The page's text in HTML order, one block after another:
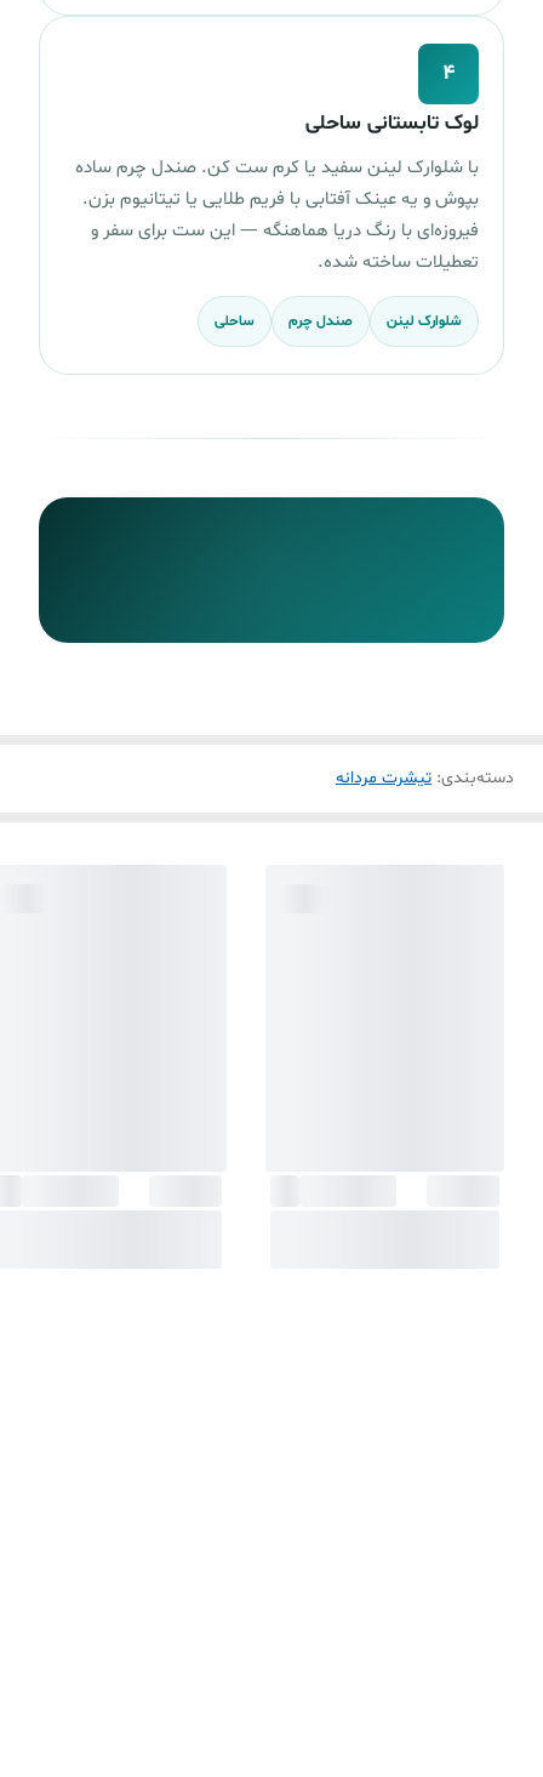
۴
لوک تابستانی ساحلی
با شلوارک لینن سفید یا کرم ست کن. صندل چرم ساده
بپوش و یه عینک آفتابی با فریم طلایی یا تیتانیوم بزن.
فیروزه‌ای با رنگ دریا هماهنگه — این ست برای سفر و
تعطیلات ساخته شده.
شلوارک لینن صندل چرم ساحلی
دسته‌بندی: تیشرت مردانه